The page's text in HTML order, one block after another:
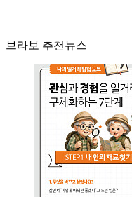
브라보 추천뉴스